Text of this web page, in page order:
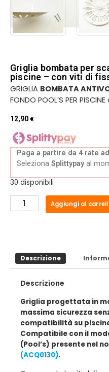
Griglia bombata per
piscine – con viti di
GRIGLIA BOMBATA
FONDO POOL’S PER
12,90€
Paga a partire da 4 rate
Seleziona Splittypay al
30 disponibili
Aggiungi al
Descrizione
Descrizione
Griglia progettata in
massima sicurezza
compatibilità su
Compatibile con il
(Pool’s) presente nel
(ACQ0130).